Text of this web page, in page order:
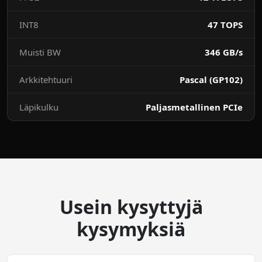
INT8 47 TOPS
Muisti BW 346 GB/s
Arkkitehtuuri Pascal (GP102)
Läpikulku Paljasmetallinen PCIe
Usein kysyttyjä
kysymyksiä